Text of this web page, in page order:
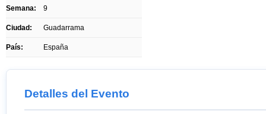
Semana: 9
Ciudad: Guadarrama
País: España
Detalles del Evento